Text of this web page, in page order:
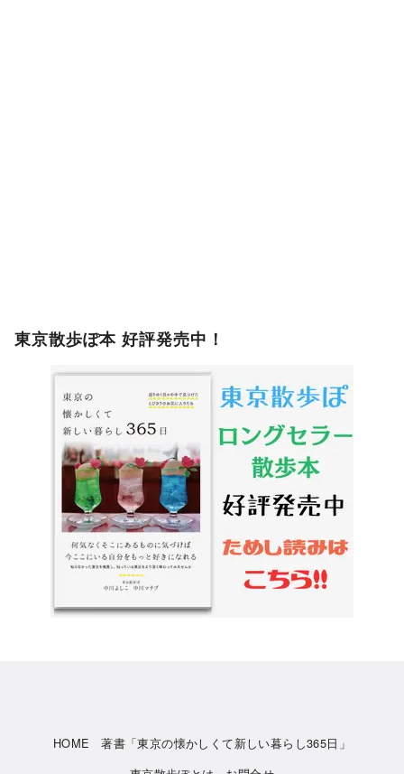
東京散歩ぽ本 好評発売中！
HOME
著書「東京の懐かしくて新しい暮らし365日」